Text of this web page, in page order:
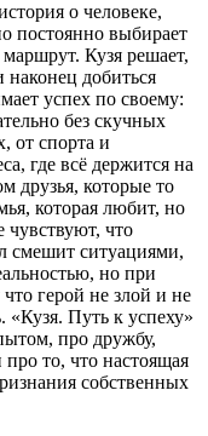
о человеке,
постоянно выбирает
Кузя решает,
наконец добиться
успех по своему:
без скучных
от спорта и
где всё держится на
друзья, которые то
которая любит, но
чувствуют, что
смешит ситуациями,
но при
герой не злой и не
«Кузя. Путь к успеху»
про дружбу,
то, что настоящая
собственных